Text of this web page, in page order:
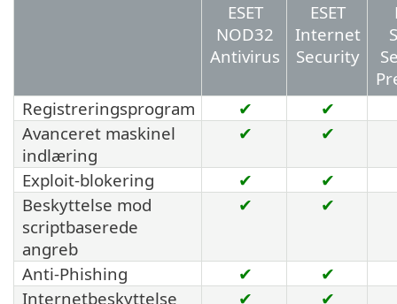
ESET
NOD32
Antivirus
ESET
Internet
Security
Registreringsprogram
✔
✔
Avanceret maskinel
indlæring
✔ ✔
Exploit-blokering ✔
✔
Beskyttelse mod
scriptbaserede
angreb
✔ ✔
Anti-Phishing ✔
✔
Internetbeskyttelse
✔
✔